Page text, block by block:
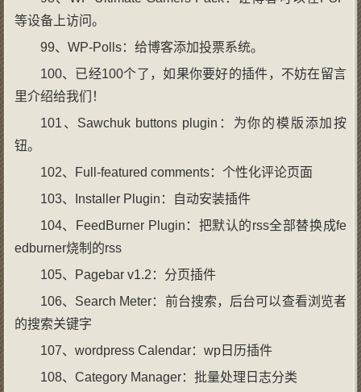
等设备上访问。
99、WP-Polls：给博客添加投票系统。
100、已经100个了，如果你要好的插件，不妨在留言
里介绍给我们！
101、Sawchuk buttons plugin：为你的模版添加按
钮。
102、Full-featured comments：个性化评论页面
103、Installer Plugin：自动安装插件
104、FeedBurner Plugin：把默认的rss全部替换成fe
edburner烧制的rss
105、Pagebar v1.2：分页插件
106、Search Meter：前台搜索，后台可以查看浏览者
的搜索关键字
107、wordpress Calendar：wp日历插件
108、Category Manager：批量处理日志分类